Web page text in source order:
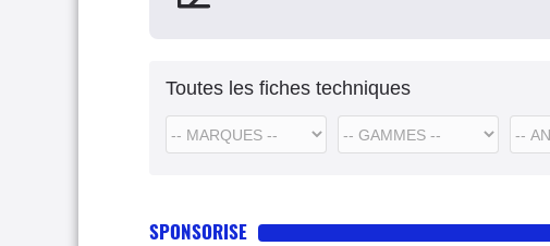
Toutes les fiches techniques
SPONSORISE